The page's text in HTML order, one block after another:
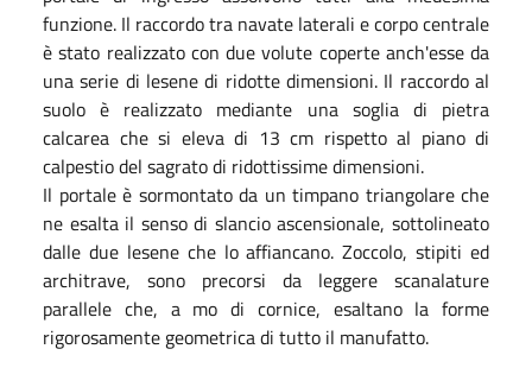
funzione. Il raccordo tra navate laterali e corpo centrale
è stato realizzato con due volute coperte anch'esse da
una serie di lesene di ridotte dimensioni. Il raccordo al
suolo è realizzato mediante una soglia di pietra
calcarea che si eleva di 13 cm rispetto al piano di
calpestio del sagrato di ridottissime dimensioni.
Il portale è sormontato da un timpano triangolare che
ne esalta il senso di slancio ascensionale, sottolineato
dalle due lesene che lo affiancano. Zoccolo, stipiti ed
architrave, sono precorsi da leggere scanalature
parallele che, a mo di cornice, esaltano la forme
rigorosamente geometrica di tutto il manufatto.